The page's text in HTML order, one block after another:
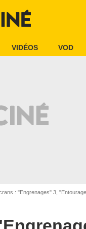
VIDÉOS VOD
: "Engrenages" 3,